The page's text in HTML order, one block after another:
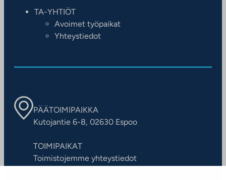
TA-YHTIÖT
Avoimet työpaikat
Yhteystiedot
PÄÄTOIMIPAIKKA
Kutojantie 6-8, 02630 Espoo
TOIMIPAIKAT
Toimistojemme yhteystiedot